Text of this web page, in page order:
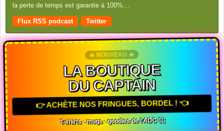
la perte de temps est garantie à 100%…
Flux RSS podcast Twitter
🔥 NOUVEAU 🔥
LA BOUTIQUE
DU CAPTAIN
👉 ACHÈTE NOS FRINGUES, BORDEL ! 👈
T-shirts · mugs · goodies de l'ADC 🏴‍☠️